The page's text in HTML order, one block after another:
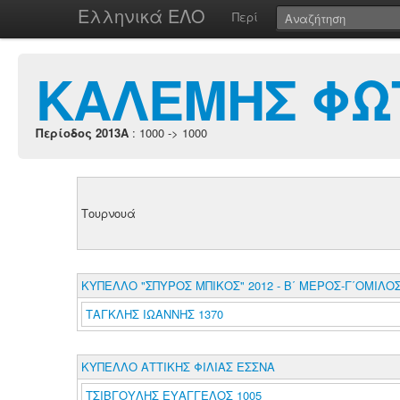
Ελληνικά ΕΛΟ Περί
ΚΑΛΕΜΗΣ
Περίοδος 2013A : 1000 -> 1000
Τουρνουά
ΚΥΠΕΛΛΟ "ΣΠΥΡΟΣ ΜΠΙΚΟΣ" 2012 - Β΄ ΜΕΡΟΣ-
ΤΑΓΚΛΗΣ ΙΩΑΝΝΗΣ 1370
ΚΥΠΕΛΛΟ ΑΤΤΙΚΗΣ ΦΙΛΙΑΣ ΕΣΣΝΑ
ΤΣΙΒΓΟΥΛΗΣ ΕΥΑΓΓΕΛΟΣ 1005